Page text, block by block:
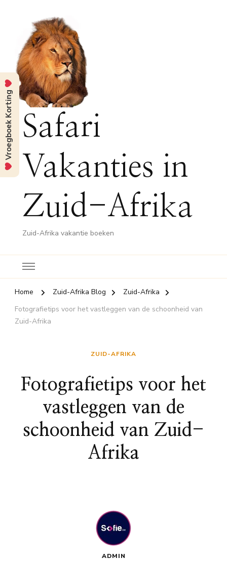
Safari
Vakanties in
Zuid-Afrika
Zuid-Afrika vakantie boeken
Home Zuid-Afrika Blog
Zuid-Afrika
Fotografietips voor het vastleggen van de schoonheid van
Zuid-Afrika
ZUID-AFRIKA
Fotografietips voor het
vastleggen van de
schoonheid van Zuid-
Afrika
ADMIN
Vroegboek Korting